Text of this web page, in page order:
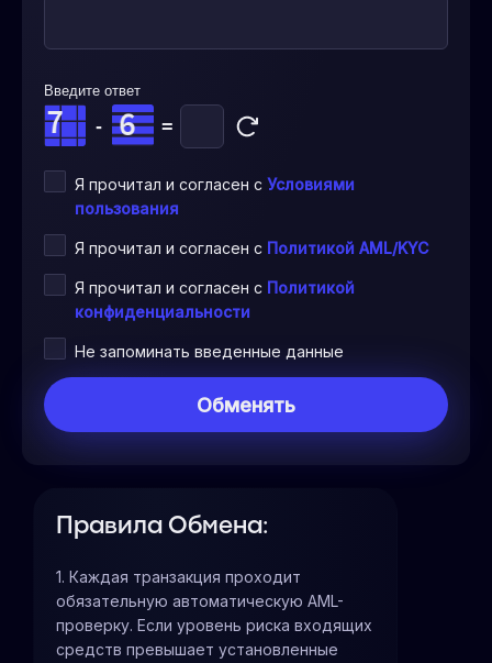
Введите ответ
- =
Я прочитал и согласен с Условиями
пользования
Я прочитал и согласен с Политикой AML/KYC
Я прочитал и согласен с Политикой
конфиденциальности
Не запоминать введенные данные
Правила Обмена:
1. Каждая транзакция проходит
обязательную автоматическую AML-
проверку. Если уровень риска входящих
средств превышает установленные